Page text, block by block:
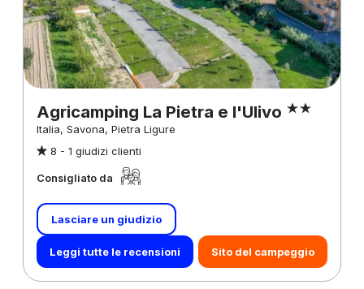
Agricamping La Pietra e l'Ulivo
Italia, Savona, Pietra Ligure
8 - 1 giudizi clienti
Consigliato da
Lasciare un giudizio
Leggi tutte le recensioni Sito del campeggio